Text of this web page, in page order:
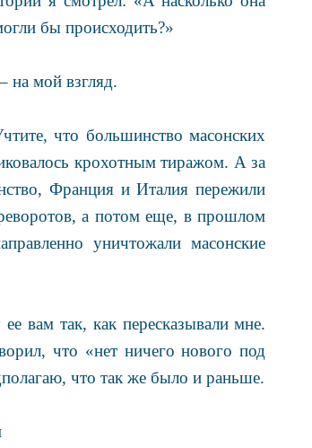
бы происходить?»
на мой взгляд.
что большинство масонских
крохотным тиражом. А за
Франция и Италия пережили
а потом еще, в прошлом
уничтожали масонские
вам так, как пересказывали мне.
что «нет ничего нового под
что так же было и раньше.